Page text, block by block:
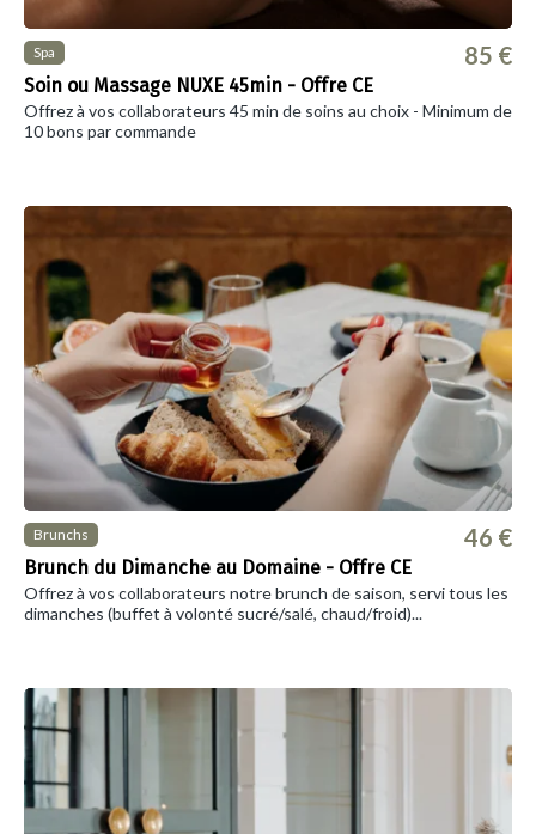
Spa
Soin ou Massage NUXE 45min - Offre CE
85 €
Offrez à vos collaborateurs 45 min de soins au choix - Minimum de
10 bons par commande
Brunchs
Brunch du Dimanche au Domaine - Offre CE
46 €
Offrez à vos collaborateurs notre brunch de saison, servi tous les
dimanches (buffet à volonté sucré/salé, chaud/froid)...